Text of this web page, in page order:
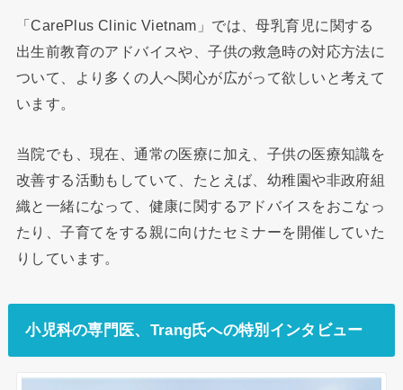
「CarePlus Clinic Vietnam」では、母乳育児に関する
出生前教育のアドバイスや、子供の救急時の対応方法に
ついて、より多くの人へ関心が広がって欲しいと考えて
います。
当院でも、現在、通常の医療に加え、子供の医療知識を
改善する活動もしていて、たとえば、幼稚園や非政府組
織と一緒になって、健康に関するアドバイスをおこなっ
たり、子育てをする親に向けたセミナーを開催していた
りしています。
小児科の専門医、Trang氏への特別インタビュー